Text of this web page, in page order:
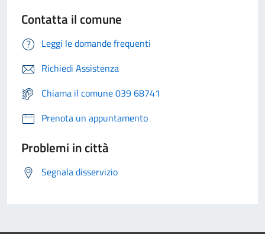
Contatta il comune
Leggi le domande frequenti
Richiedi Assistenza
Chiama il comune 039 68741
Prenota un appuntamento
Problemi in città
Segnala disservizio